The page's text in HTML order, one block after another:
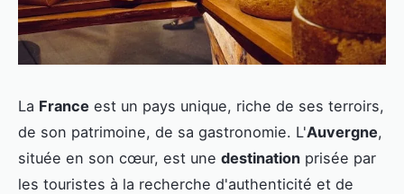
La France est un pays unique, riche de ses terroirs,
de son patrimoine, de sa gastronomie. L'Auvergne,
située en son cœur, est une destination prisée par
les touristes à la recherche d'authenticité et de